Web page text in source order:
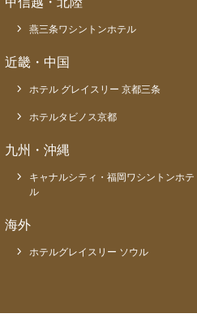
燕三条ワシントンホテル
近畿・中国
ホテル グレイスリー 京都三条
ホテルタビノス京都
九州・沖縄
キャナルシティ・福岡ワシントンホテ
ル
海外
ホテルグレイスリー ソウル